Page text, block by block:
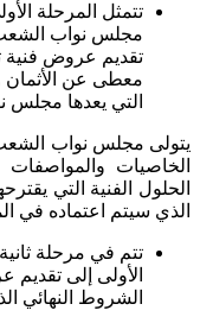
تتمثل المرحلة
مجلس نواب الشعب
تقديم عروض فنية
معطى عن الأثمان
التي يعدها
يتولى مجلس نواب
الخاصيات
الحلول الفنية التي
الذي سيتم اعتماده في
تتم في مرحلة
الأولى إلى
الشروط النهائي